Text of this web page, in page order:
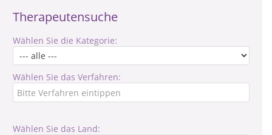
Therapeutensuche
Wählen Sie die Kategorie:
Wählen Sie das Verfahren:
Wählen Sie das Land: